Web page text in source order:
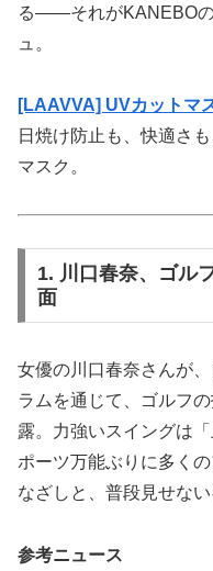
る——それがKANEBO
ュ。
[LAAVVA] UVカットマ
日焼け防止も、快適さ
マスク。
1. 川口春奈、ゴル
面
女優の川口春奈さんが
ラムを通じて、ゴルフ
露。力強いスイングは
ポーツ万能ぶりに多く
なざしと、普段見せな
参考ニュース